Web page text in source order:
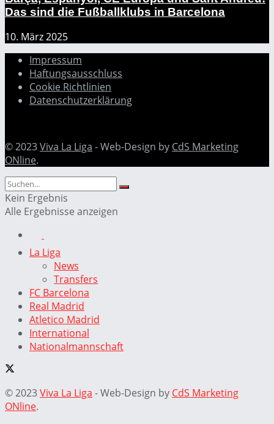
Das sind die Fußballklubs in Barcelona
10. März 2025
Impressum
Haftungsausschluss
Cookie Richtlinien
Datenschutzerklärung
© 2023Viva La Liga - Web-Design by CdS Marketing
ONline.
Kein Ergebnis
Alle Ergebnisse anzeigen
La Liga
News
Transfers
FC Barcelona
Real Madrid
Atletico Madrid
International
Nationalmannschaft
© 2023Viva La Liga - Web-Design by CdS Marketing
ONline.